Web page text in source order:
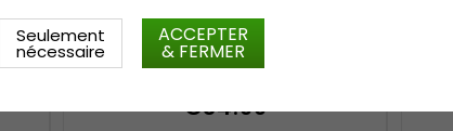
Chapeaux - Gårda Chapeau de
paille (nature)
€34.99
Seulement
nécessaire
ACCEPTER
& FERMER